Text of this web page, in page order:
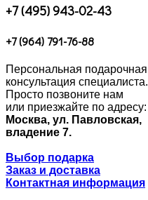
+7 (495) 943-02-43
+7 (964) 791-76-88
Персональная подарочная
консультация специалиста.
Просто позвоните нам
или приезжайте по адресу:
Москва, ул. Павловская,
владение 7.
Выбор подарка
Заказ и доставка
Контактная информация